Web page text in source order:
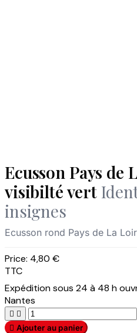
Ecusson Pays de
visibilté vert
insignes
Ecusson rond Pays de La
Price: 4,80 €
TTC
Expédition sous 24 à 48 h
Nantes
 
 Ajouter au panier